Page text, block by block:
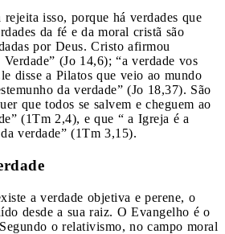
isso, porque há verdades que
da fé e da moral cristã são
por Deus. Cristo afirmou
(Jo 14,6); “a verdade vos
disse a Pilatos que veio ao mundo
da verdade” (Jo 18,37). São
que todos se salvem e cheguem ao
(1Tm 2,4), e que “ a Igreja é a
verdade” (1Tm 3,15).
a verdade objetiva e perene, o
desde a sua raiz. O Evangelho é o
o relativismo, no campo moral